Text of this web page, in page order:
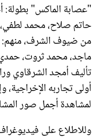
"عصابة الماكس" بطولة:
حاتم صلاح، محمد
من ضيوف الشرف، منهم:
ماجد، محمد ثروت، حمدي
تأليف أمجد الشرقاوي
أولى تجاربه الإخراجية،
لمشاهدة أجمل صور
وللاطلاع على